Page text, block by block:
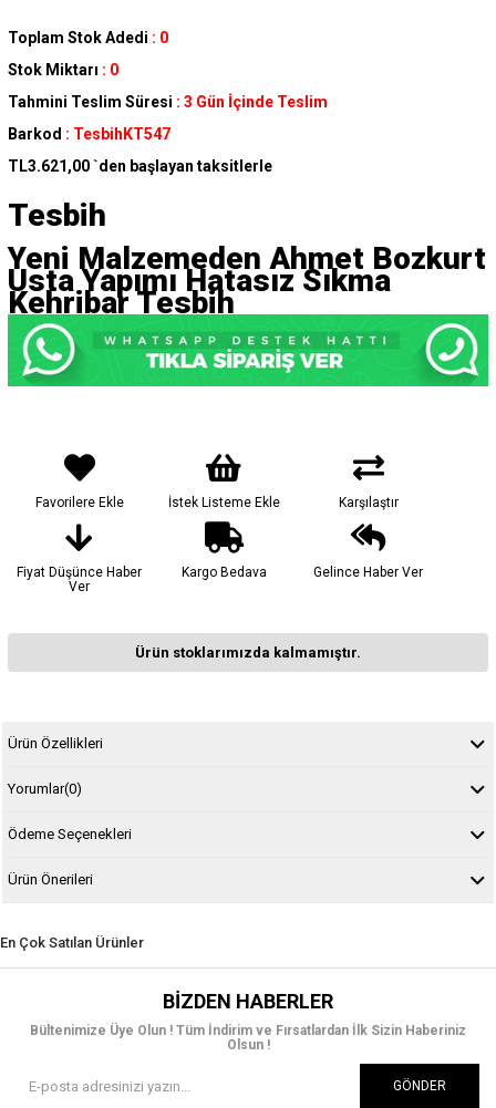
Toplam Stok Adedi : 0
Stok Miktarı : 0
Tahmini Teslim Süresi : 3 Gün İçinde Teslim
Barkod : TesbihKT547
TL3.621,00 `den başlayan taksitlerle
Tesbih
Yeni Malzemeden Ahmet Bozkurt
Usta Yapımı Hatasız Sıkma
Kehribar Tesbih
Favorilere Ekle İstek Listeme Ekle Karşılaştır
Fiyat Düşünce Haber
Ver
Kargo Bedava Gelince Haber Ver
Ürün stoklarımızda kalmamıştır.
Ürün Özellikleri
Yorumlar(0)
Ödeme Seçenekleri
Ürün Önerileri
En Çok Satılan Ürünler
BIZDEN HABERLER
Bültenimize Üye Olun ! Tüm İndirim ve Fırsatlardan İlk Sizin Haberiniz
Olsun !
GÖNDER